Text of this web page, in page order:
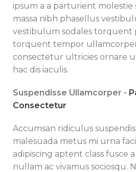
ipsum a a parturient molestie
massa nibh phasellus
vestibulum sodales
torquent tempor
consectetur ultricies ornare
hac dis iaculis.
Suspendisse Ullamcorper -
Consectetur
Accumsan ridiculus
malesuada metus mi urna
adipiscing aptent class fusce
nullam ac vivamus sociosqu.